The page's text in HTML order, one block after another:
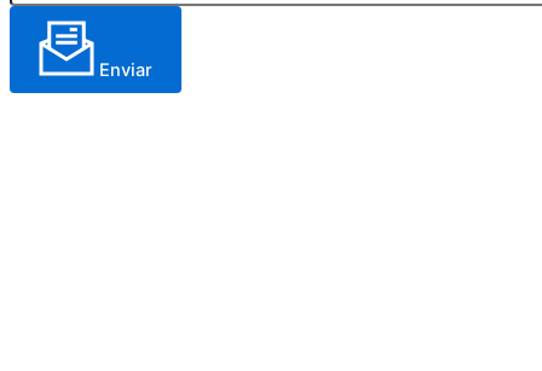
Enviar